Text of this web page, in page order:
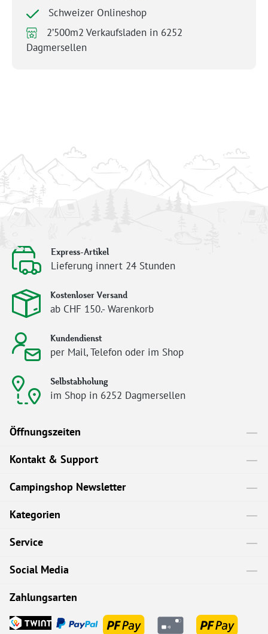
Schweizer Onlineshop
2’500m2 Verkaufsladen in 6252
Dagmersellen
Express-Artikel
Lieferung innert 24 Stunden
Kostenloser Versand
ab CHF 150.- Warenkorb
Kundendienst
per Mail, Telefon oder im Shop
Selbstabholung
im Shop in 6252 Dagmersellen
Öffnungszeiten
Kontakt & Support
Campingshop Newsletter
Kategorien
Service
Social Media
Zahlungsarten